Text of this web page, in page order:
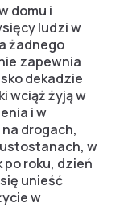
domu i
ludzi w
żadnego
zapewnia
dekadzie
wciąż żyją w
i w
drogach,
w
po roku, dzień
unieść
w